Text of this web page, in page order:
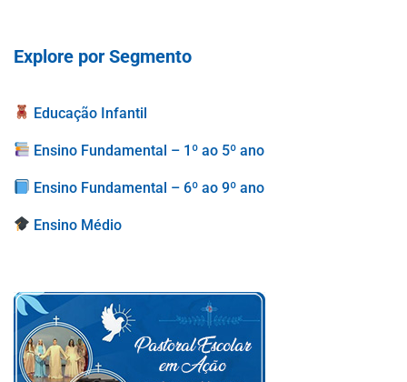
Explore por Segmento
Educação Infantil
Ensino Fundamental – 1º ao 5º ano
Ensino Fundamental – 6º ao 9º ano
Ensino Médio